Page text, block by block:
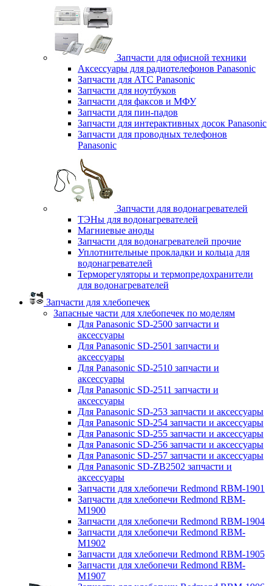
Запчасти для офисной техники
Аксессуары для радиотелефонов Panasonic
Запчасти для АТС Panasonic
Запчасти для ноутбуков
Запчасти для факсов и МФУ
Запчасти для пин-падов
Запчасти для интерактивных досок Panasonic
Запчасти для проводных телефонов
Panasonic
Запчасти для водонагревателей
ТЭНы для водонагревателей
Магниевые аноды
Запчасти для водонагревателей прочие
Уплотнительные прокладки и кольца для
водонагревателей
Терморегуляторы и термопредохранители
для водонагревателей
Запчасти для хлебопечек
Запасные части для хлебопечек по моделям
Для Panasonic SD-2500 запчасти и
аксессуары
Для Panasonic SD-2501 запчасти и
аксессуары
Для Panasonic SD-2510 запчасти и
аксессуары
Для Panasonic SD-2511 запчасти и
аксессуары
Для Panasonic SD-253 запчасти и аксессуары
Для Panasonic SD-254 запчасти и аксессуары
Для Panasonic SD-255 запчасти и аксессуары
Для Panasonic SD-256 запчасти и аксессуары
Для Panasonic SD-257 запчасти и аксессуары
Для Panasonic SD-ZB2502 запчасти и
аксессуары
Запчасти для хлебопечи Redmond RBM-1901
Запчасти для хлебопечи Redmond RBM-
M1900
Запчасти для хлебопечи Redmond RBM-1904
Запчасти для хлебопечи Redmond RBM-
M1902
Запчасти для хлебопечи Redmond RBM-1905
Запчасти для хлебопечи Redmond RBM-
M1907